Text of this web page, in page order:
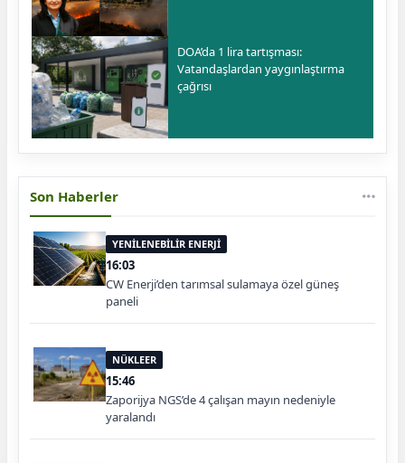
DOA’da 1 lira tartışması:
Vatandaşlardan yaygınlaştırma
çağrısı
Son Haberler
YENİLENEBİLİR ENERJİ
16:03
CW Enerji’den tarımsal sulamaya özel güneş
paneli
NÜKLEER
15:46
Zaporijya NGS’de 4 çalışan mayın nedeniyle
yaralandı